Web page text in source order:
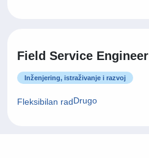
Field Service Engineer
Inženjering, istraživanje i razvoj
Fleksibilan radDrugo